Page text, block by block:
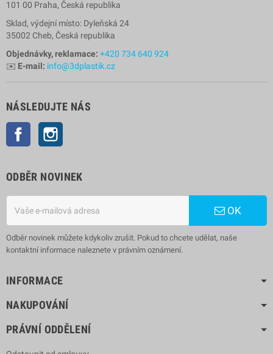
101 00 Praha, Česká republika
Sklad, výdejní místo: Dyleňská 24
35002 Cheb, Česká republika
Objednávky, reklamace: +420 734 640 924
✉️ E-mail: info@3dplastik.cz
NÁSLEDUJTE NÁS
Facebook
ODBĚR NOVINEK
OK
Odběr novinek můžete kdykoliv zrušit. Pokud to chcete udělat, naše
kontaktní informace naleznete v právním oznámení.
INFORMACE
NAKUPOVÁNÍ
PRÁVNÍ ODDĚLENÍ